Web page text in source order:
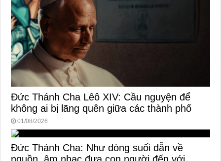
Đức Thánh Cha Lêô XIV: Cầu nguyện để
không ai bị lãng quên giữa các thành phố
01/08/2026
Đức Thánh Cha: Như dòng suối dẫn về